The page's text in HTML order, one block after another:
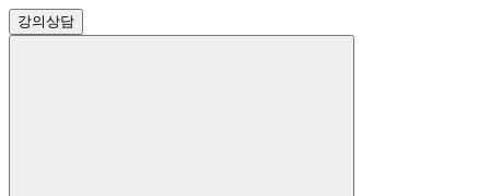
강의상담